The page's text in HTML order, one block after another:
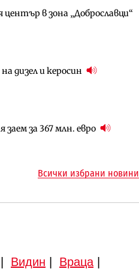
в зона „Доброславци“
дизел и керосин
за 367 млн. евро
Italy
Русе – Велико
метростанции в „Люлин“
може да бъдат
от бъдещата магистрала
общинската
Всички избрани новини
Видин Враца